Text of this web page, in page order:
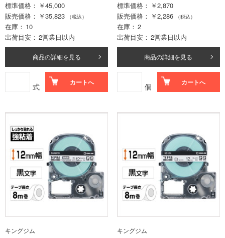
標準価格
￥45,000
販売価格
￥35,823 （税込）
在庫
10
出荷目安
2営業日以内
商品の詳細を見る
式 カートへ
標準価格
￥2,870
販売価格
￥2,286 （税込）
在庫
2
出荷目安
2営業日以内
商品の詳細を見る
個 カートへ
キングジム キングジム